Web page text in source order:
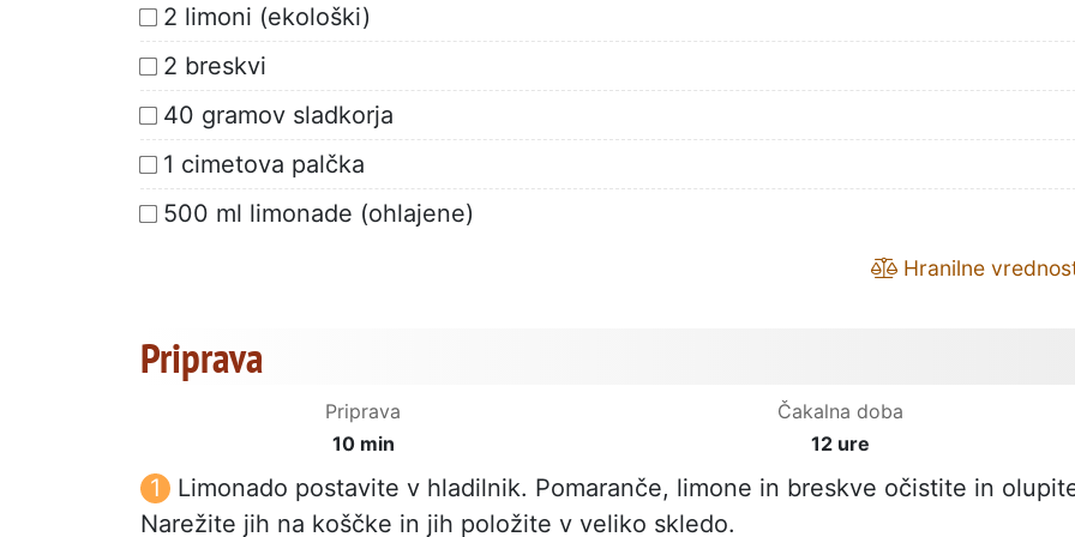
2 limoni (ekološki)
2 breskvi
40 gramov sladkorja
1 cimetova palčka
500 ml limonade (ohlajene)
Hranilne
Priprava
Priprava
10 min
Čakalna doba
12 ure
Limonado postavite v hladilnik. Pomaranče, limone in breskve očistite in
Narežite jih na koščke in jih položite v veliko skledo.